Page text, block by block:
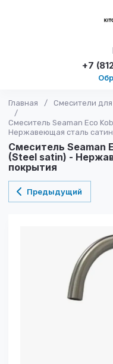
+7
Главная / Смесители для
/
Смеситель Seaman Eco
Нержавеющая сталь
Смеситель Seaman
(Steel satin) -
покрытия
Предыдущий